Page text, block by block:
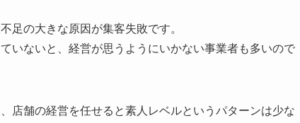
足の大きな原因が集客失敗です。
いないと、経営が思うようにいかない事業者も多いので
店舗の経営を任せると素人レベルというパターンは少な